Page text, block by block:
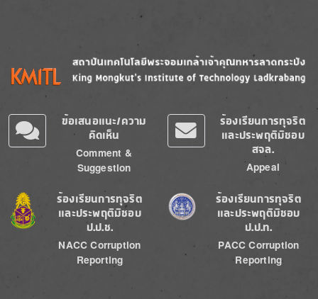
Image
ข้อเสนอแนะ/ความ
คิดเห็น
Comment &
Suggestion
ร้องเรียนการทุจริต
และประพฤติมิชอบ
สจล.
Appeal
Image
ร้องเรียนการทุจริต
และประพฤติมิชอบ
ป.ป.ช.
NACC Corruption
Reporting
Image
ร้องเรียนการทุจริต
และประพฤติมิชอบ
ป.ป.ท.
PACC Corruption
Reporting